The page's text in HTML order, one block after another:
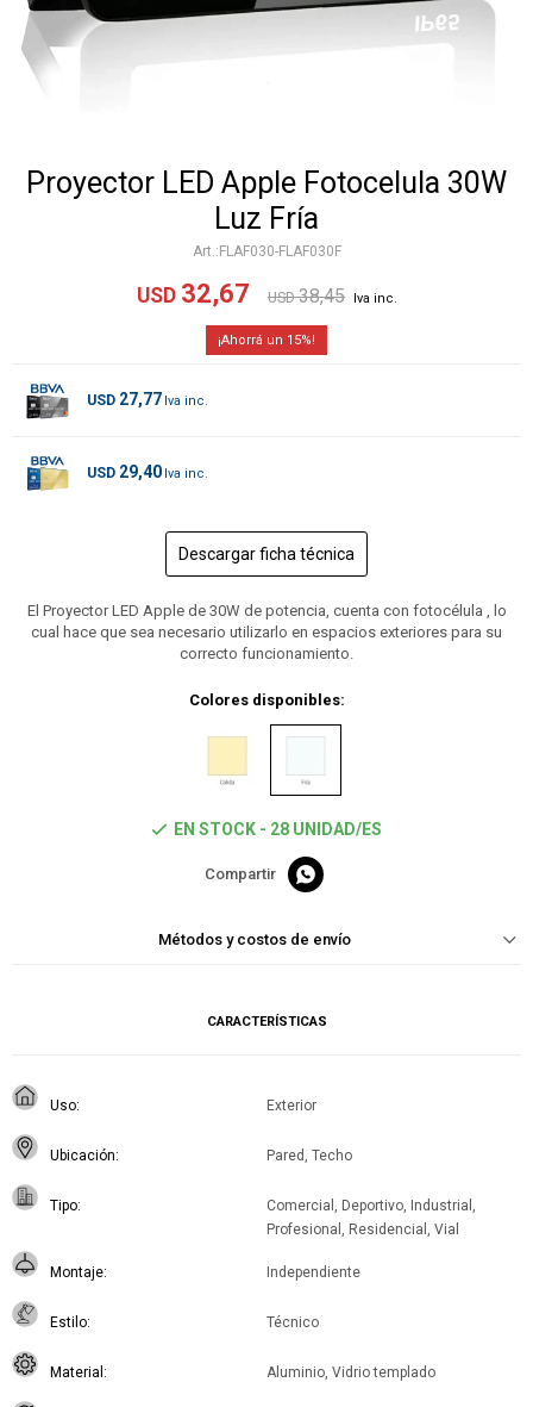
Proyector LED Apple Fotocelula 30W
Luz Fría
FLAF030-FLAF030F
USD 32,67 USD 38,45
15
USD 27,77
USD 29,40
Descargar ficha técnica
El Proyector LED Apple de 30W de potencia, cuenta con fotocélula , lo
cual hace que sea necesario utilizarlo en espacios exteriores para su
correcto funcionamiento.
Colores disponibles:
EN STOCK - 28 UNIDAD/ES

Métodos y costos de envío
CARACTERÍSTICAS
Uso Exterior
Ubicación Pared, Techo
Tipo
Comercial, Deportivo, Industrial,
Profesional, Residencial, Vial
Montaje Independiente
Estilo Técnico
Material Aluminio, Vidrio templado